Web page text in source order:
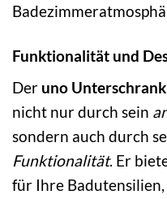
Funktionalität und
Der uno
nicht nur durch sein
sondern auch durch
Funktionalität. Er
für Ihre